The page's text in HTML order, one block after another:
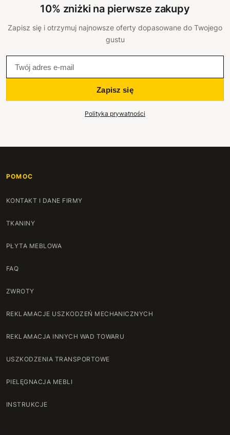
10% zniżki na pierwsze zakupy
Zapisz się i otrzymuj najnowsze oferty dopasowane do Twojego
gustu
Zapisz się
Polityka prywatności
POMOC
KONTAKT I DANE FIRMY
TKANINY
PŁYTA MEBLOWA
FAQ
ZWROTY
REKLAMACJE USZKODZEŃ MECHANICZNYCH
REKLAMACJA INNYCH WAD TOWARU
USZKODZENIA TRANSPORTOWE
PIELĘGNACJA MEBLI
INSTRUKCJE